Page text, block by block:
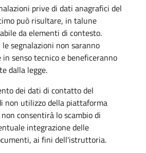
prive di dati anagrafici del
può risultare, in talune
da elementi di contesto.
segnalazioni non saranno
senso tecnico e beneficeranno
dalla legge.
dei dati di contatto del
non utilizzo della piattaforma
consentirà lo scambio di
integrazione delle
ai fini dell'istruttoria.